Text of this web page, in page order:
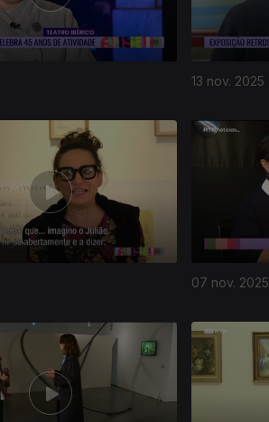
13 nov. 2025
07 nov. 2025